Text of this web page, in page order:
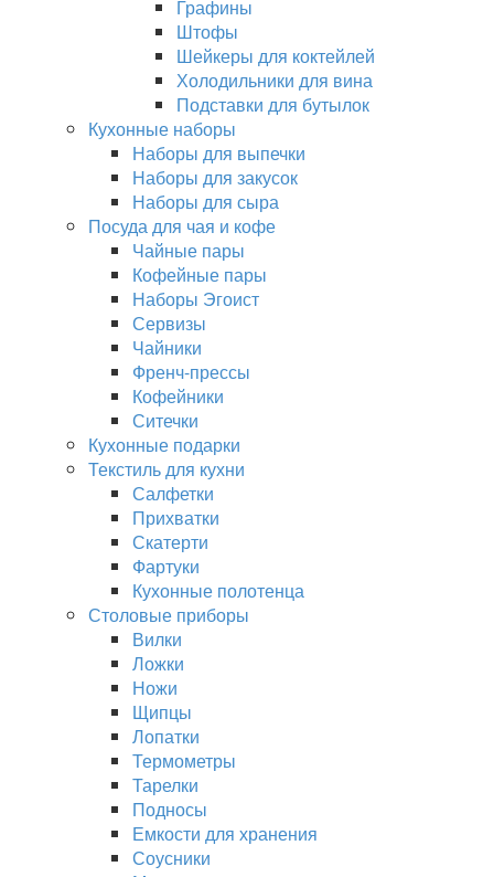
Графины
Штофы
Шейкеры для коктейлей
Холодильники для вина
Подставки для бутылок
Кухонные наборы
Наборы для выпечки
Наборы для закусок
Наборы для сыра
Посуда для чая и кофе
Чайные пары
Кофейные пары
Наборы Эгоист
Сервизы
Чайники
Френч-прессы
Кофейники
Ситечки
Кухонные подарки
Текстиль для кухни
Салфетки
Прихватки
Скатерти
Фартуки
Кухонные полотенца
Столовые приборы
Вилки
Ложки
Ножи
Щипцы
Лопатки
Термометры
Тарелки
Подносы
Емкости для хранения
Соусники